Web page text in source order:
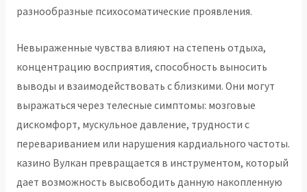
разнообразные психосоматические проявления.
Невыраженные чувства влияют на степень отдыха,
концентрацию восприятия, способность выносить
выводы и взаимодействовать с близкими. Они могут
выражаться через телесные симптомы: мозговые
дискомфорт, мускульное давление, трудности с
перевариванием или нарушения кардиального частоты.
казино Вулкан превращается в инструментом, который
дает возможность высвободить данную накопленную